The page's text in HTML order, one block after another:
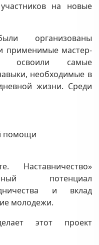
на новые
организованы
применимые мастер-
освоили самые
необходимые в
жизни. Среди
помощи
потенциал
и вклад
молодежи.
этот проект